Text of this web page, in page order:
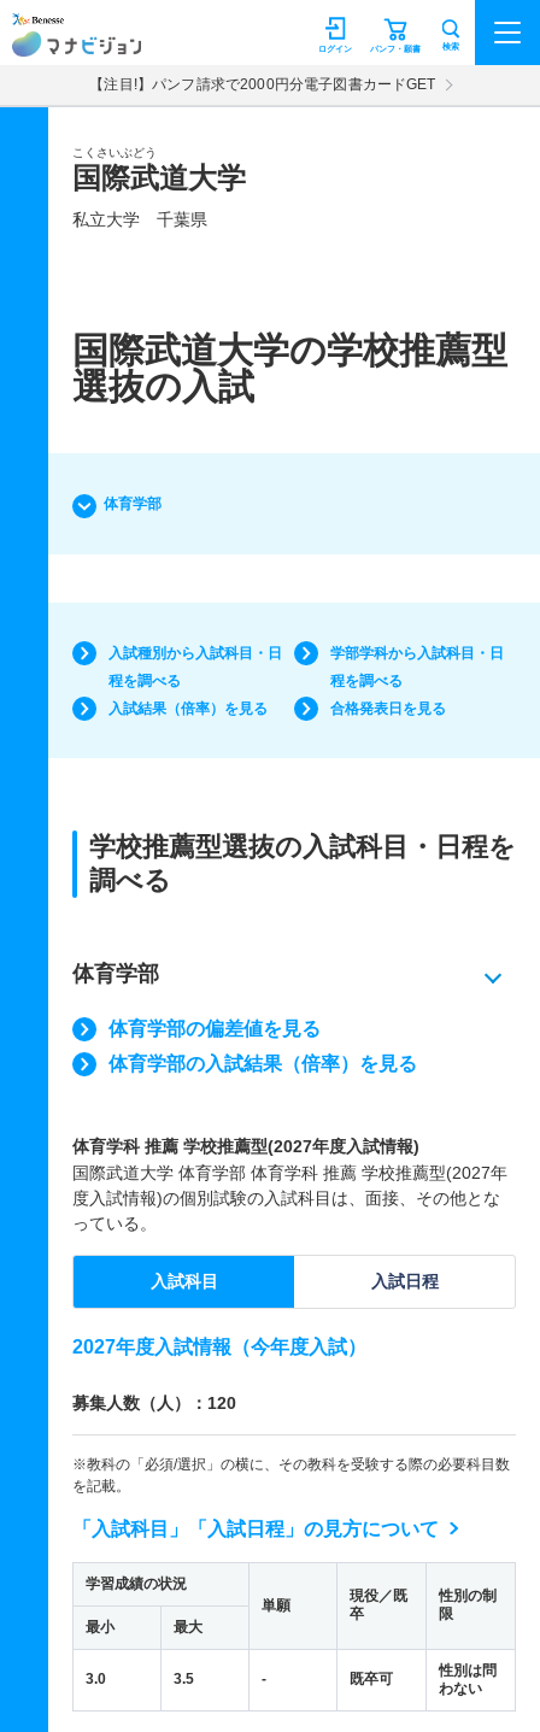
マナビジョン パンフ・願書
ログイン 検索
【注目!】パンフ請求で2000円分電子図書カードGET
こくさいぶどう
国際武道大学
私立大学 千葉県
国際武道大学の学校推薦型
選抜の入試
体育学部
入試種別から入試科目・日
程を調べる
学部学科から入試科目・日
程を調べる
入試結果（倍率）を見る
合格発表日を見る
学校推薦型選抜の入試科目・日程を
調べる
体育学部
体育学部の偏差値を見る
体育学部の入試結果（倍率）を見る
体育学科 推薦 学校推薦型(2027年度入試情報)
国際武道大学 体育学部 体育学科 推薦 学校推薦型(2027年
度入試情報)の個別試験の入試科目は、面接、その他とな
っている。
入試科目 入試日程
2027年度入試情報（今年度入試）
募集人数（人）：120
※教科の「必須/選択」の横に、その教科を受験する際の必要科目数
を記載。
「入試科目」「入試日程」の見方について
学習成績の状況
単願
現役／既
卒
性別の制
限
最小 最大
3.0 3.5 - 既卒可
性別は問
わない